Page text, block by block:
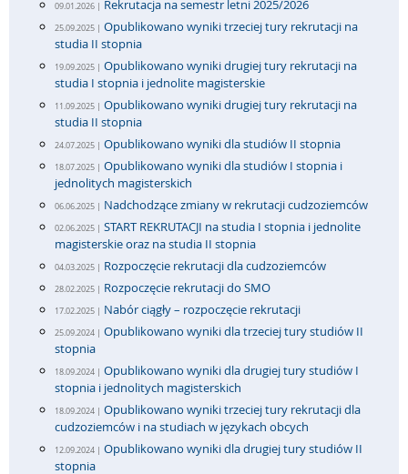
09.01.2026 | Rekrutacja na semestr letni 2025/2026
25.09.2025 | Opublikowano wyniki trzeciej tury rekrutacji na
studia II stopnia
19.09.2025 | Opublikowano wyniki drugiej tury rekrutacji na
studia I stopnia i jednolite magisterskie
11.09.2025 | Opublikowano wyniki drugiej tury rekrutacji na
studia II stopnia
24.07.2025 | Opublikowano wyniki dla studiów II stopnia
18.07.2025 | Opublikowano wyniki dla studiów I stopnia i
jednolitych magisterskich
06.06.2025 | Nadchodzące zmiany w rekrutacji cudzoziemców
02.06.2025 | START REKRUTACJI na studia I stopnia i jednolite
magisterskie oraz na studia II stopnia
04.03.2025 | Rozpoczęcie rekrutacji dla cudzoziemców
28.02.2025 | Rozpoczęcie rekrutacji do SMO
17.02.2025 | Nabór ciągły – rozpoczęcie rekrutacji
25.09.2024 | Opublikowano wyniki dla trzeciej tury studiów II
stopnia
18.09.2024 | Opublikowano wyniki dla drugiej tury studiów I
stopnia i jednolitych magisterskich
18.09.2024 | Opublikowano wyniki trzeciej tury rekrutacji dla
cudzoziemców i na studiach w językach obcych
12.09.2024 | Opublikowano wyniki dla drugiej tury studiów II
stopnia